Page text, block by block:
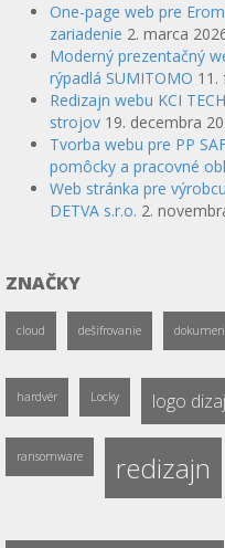
One-page web pre
zariadenie 2. marca
Moderný prezentačný
rýpadlá SUMITOMO 11.
Redizajn webu KCI
strojov 19. decembra
Tvorba webu pre PP
pomôcky a pracovné
Web stránka pre
DETVA s.r.o. 2.
ZNAČKY
cloud dešifrovanie
hardvér Locky logo
ransomware redizajn